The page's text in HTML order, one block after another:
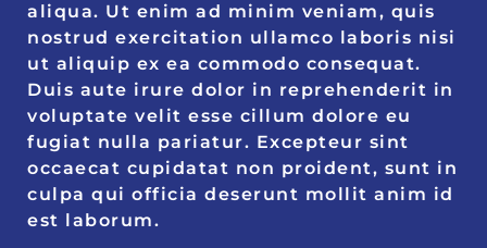
aliqua. Ut enim ad minim veniam, quis
nostrud exercitation ullamco laboris nisi
ut aliquip ex ea commodo consequat.
Duis aute irure dolor in reprehenderit in
voluptate velit esse cillum dolore eu
fugiat nulla pariatur. Excepteur sint
occaecat cupidatat non proident, sunt in
culpa qui officia deserunt mollit anim id
est laborum.